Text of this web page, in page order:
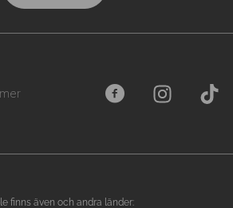
finns även och andra länder: